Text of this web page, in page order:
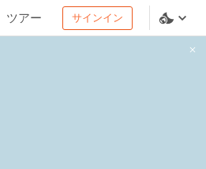
ツアー サインイン